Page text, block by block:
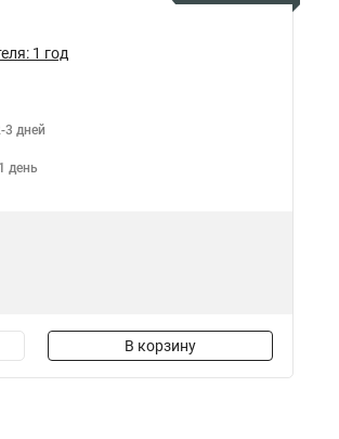
1 год
3 дней
1 день
В корзину